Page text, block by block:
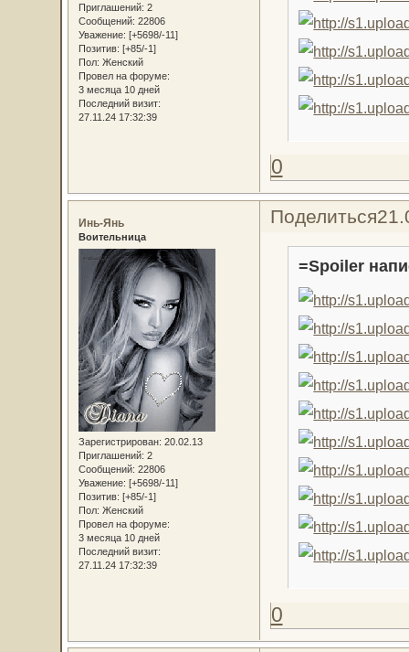
Приглашений: 2
Сообщений: 22806
Уважение: [+5698/-11]
Позитив: [+85/-1]
Пол: Женский
Провел на форуме:
3 месяца 10 дней
Последний визит:
27.11.24 17:32:39
0
Поделиться
Инь-Янь
Воительница
Зарегистрирован: 20.02.13
Приглашений: 2
Сообщений: 22806
Уважение: [+5698/-11]
Позитив: [+85/-1]
Пол: Женский
Провел на форуме:
3 месяца 10 дней
Последний визит:
27.11.24 17:32:39
=Spoiler
0